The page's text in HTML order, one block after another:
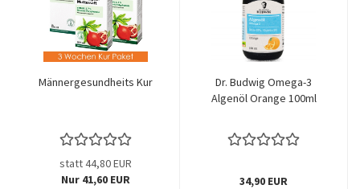
Männergesundheits Kur
statt 44,80 EUR
Nur 41,60 EUR
Dr. Budwig Omega-3
Algenöl Orange 100ml
34,90 EUR